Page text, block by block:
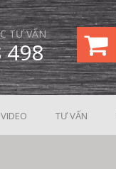
TƯ VẤN
498
VIDEO TƯ VẤN